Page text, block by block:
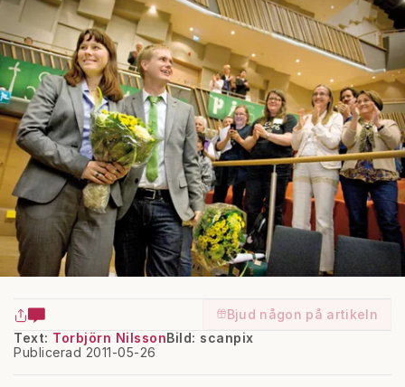
Bjud någon på artikeln
Text: Torbjörn Nilsson
Publicerad 2011-05-26
Bild: scanpix